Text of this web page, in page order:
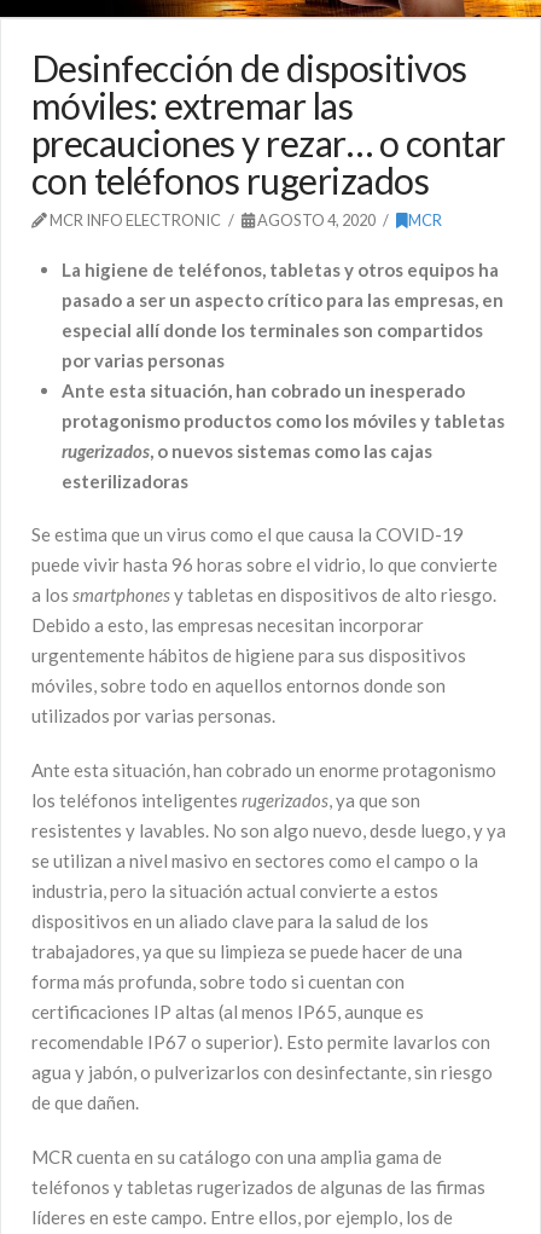
Desinfección de dispositivos
móviles: extremar las
precauciones y rezar… o contar
con teléfonos rugerizados
MCR INFO ELECTRONIC AGOSTO 4, 2020 MCR
La higiene de teléfonos, tabletas y otros equipos ha
pasado a ser un aspecto crítico para las empresas,en
especial allí donde los terminales son compartidos
por varias personas
Ante esta situación, han cobrado un inesperado
protagonismo productos como los móviles y tabletas
rugerizados, o nuevos sistemas como las cajas
esterilizadoras
Se estima que un virus como el que causa la COVID-19
puede vivir hasta 96 horas sobre el vidrio, lo que convierte
a los smartphonesy tabletas en dispositivos de alto riesgo.
Debido a esto, las empresas necesitan incorporar
urgentemente hábitos de higiene para sus dispositivos
móviles, sobre todo en aquellos entornos donde son
utilizados por varias personas.
Ante esta situación, han cobrado un enorme protagonismo
los teléfonos inteligentes rugerizados, ya que son
resistentes y lavables. No son algo nuevo, desde luego, y ya
se utilizan a nivel masivo en sectores como el campo o la
industria, pero la situación actual convierte a estos
dispositivos en un aliado clave para la salud de los
trabajadores, ya que su limpieza se puede hacer de una
forma más profunda, sobre todo si cuentan con
certificaciones IP altas (al menos IP65, aunque es
recomendable IP67 o superior). Esto permite lavarlos con
agua y jabón, o pulverizarlos con desinfectante, sin riesgo
de que dañen.
MCR cuenta en su catálogo con una amplia gama de
teléfonos y tabletas rugerizados de algunas de las firmas
líderes en este campo. Entre ellos, por ejemplo, los de